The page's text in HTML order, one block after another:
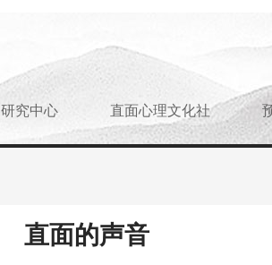
研究中心 直面心理文化社
直面的声音